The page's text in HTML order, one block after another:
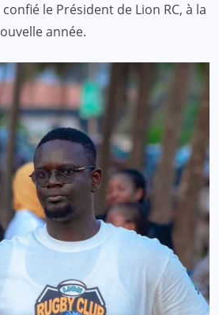
confié le Président de Lion RC, à la
année.